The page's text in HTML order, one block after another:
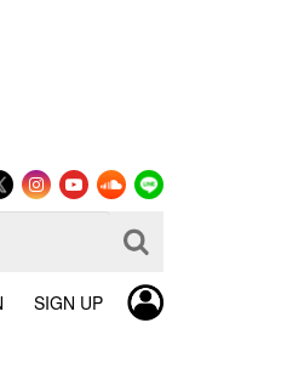
SIGN UP